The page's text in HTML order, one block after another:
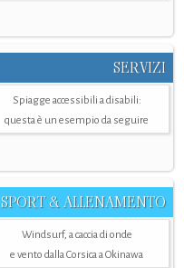
SERVIZI
Spiagge accessibili a disabili:
questa è un esempio da seguire
SPORT & ALLENAMENTO
Windsurf, a caccia di onde
e vento dalla Corsica a Okinawa